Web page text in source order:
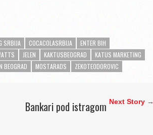
SRBIJA COCACOLASRBIJA
ENTER BIH
JELEN KAKTUSBEOGRAD
KATUS MARKETING
BEOGRAD MOSTARADS ZEKOTEODOROVIC
Next Story →
Bankari pod istragom